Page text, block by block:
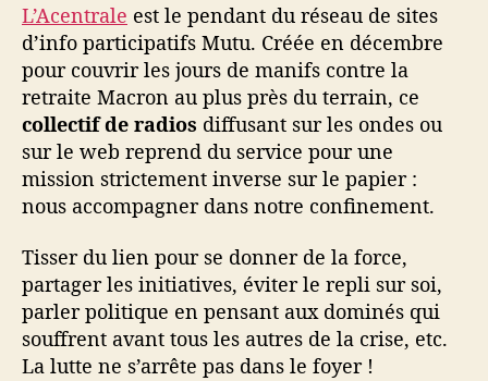
L’Acentrale est le pendant du réseau de sites
d’info participatifs Mutu. Créée en décembre
pour couvrir les jours de manifs contre la
retraite Macron au plus près du terrain, ce
collectif de radios diffusant sur les ondes ou
sur le web reprend du service pour une
mission strictement inverse sur le papier :
nous accompagner dans notre confinement.
Tisser du lien pour se donner de la force,
partager les initiatives, éviter le repli sur soi,
parler politique en pensant aux dominés qui
souffrent avant tous les autres de la crise, etc.
La lutte ne s’arrête pas dans le foyer !